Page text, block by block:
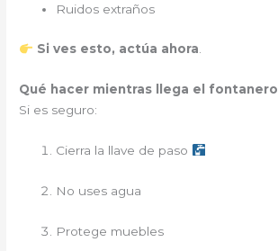
Ruidos extraños
Si ves esto, actúa ahora.
Qué hacer mientras llega el fontanero
Si es seguro:
Cierra la llave de paso
No uses agua
Protege muebles